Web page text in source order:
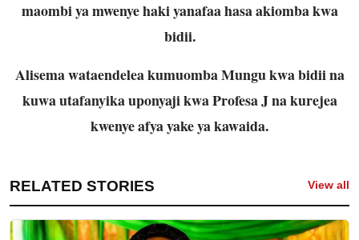
maombi ya mwenye haki yanafaa hasa akiomba kwa
bidii.
Alisema wataendelea kumuomba Mungu kwa bidii na
kuwa utafanyika uponyaji kwa Profesa J na kurejea
kwenye afya yake ya kawaida.
RELATED STORIES View all